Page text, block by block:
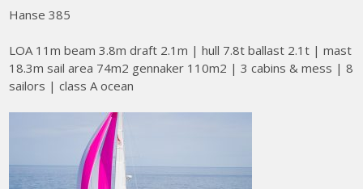
Hanse 385
LOA 11m beam 3.8m draft 2.1m | hull 7.8t ballast 2.1t | mast
18.3m sail area 74m2 gennaker 110m2 | 3 cabins & mess | 8
sailors | class A ocean